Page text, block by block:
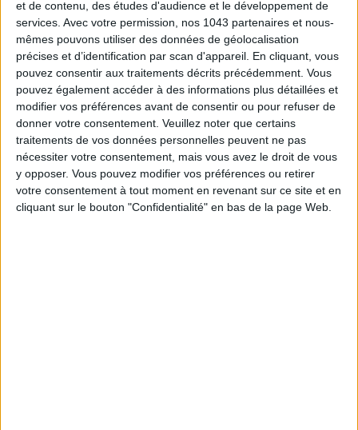
et de contenu, des études d'audience et le développement de
services. Avec votre permission, nos 1043 partenaires et nous-
mêmes pouvons utiliser des données de géolocalisation
précises et d’identification par scan d'appareil. En cliquant, vous
pouvez consentir aux traitements décrits précédemment. Vous
pouvez également accéder à des informations plus détaillées et
modifier vos préférences avant de consentir ou pour refuser de
donner votre consentement. Veuillez noter que certains
traitements de vos données personnelles peuvent ne pas
nécessiter votre consentement, mais vous avez le droit de vous
y opposer. Vous pouvez modifier vos préférences ou retirer
votre consentement à tout moment en revenant sur ce site et en
cliquant sur le bouton "Confidentialité" en bas de la page Web.
ADOPT PARFUMS RÉVOLUTIONNE LA PARFUMERIE MADE IN FRANCE À PETIT PRIX